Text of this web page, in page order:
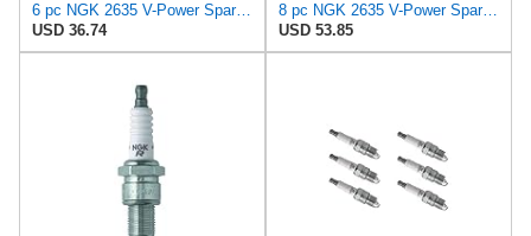
6 pc NGK 2635 V-Power Spark Plugs for 1765194 2585 3031 3205 3206 3207 405 41-813 4404 65 65BP
USD 36.74
8 pc NGK 2635 V-Power Spark Plugs for 1765194 2585 3031 3205 3206 3207 405 41-813 4404 65 65BP
USD 53.85